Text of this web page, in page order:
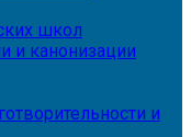
школ
и канонизации
и